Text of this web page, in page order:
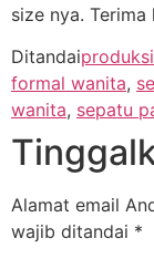
size nya. Terima
Ditandai
formal wanita,
wanita, sepatu
Alamat email
wajib ditandai *